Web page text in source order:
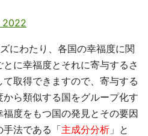
2022
にわたり、各国の幸福度に関
に幸福度とそれに寄与するさ
取得できますので、寄与する
ら類似する国をグループ化す
度をもつ国の発見とその要因
法である「主成分分析 」と